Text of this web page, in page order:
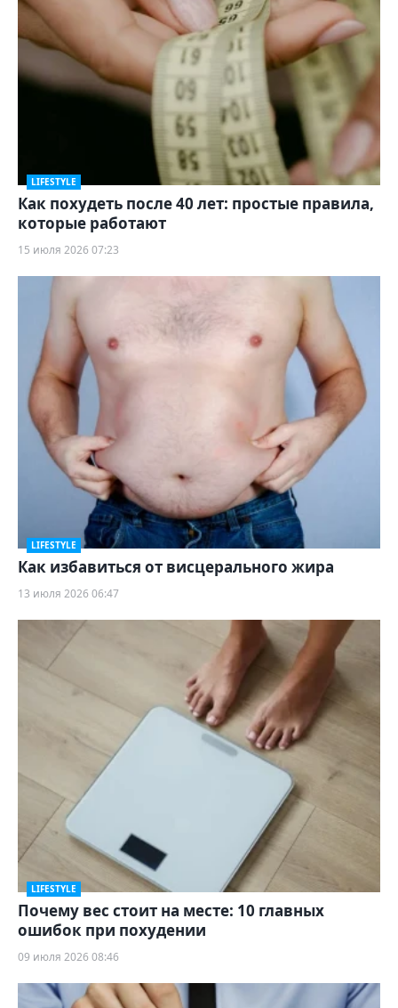
LIFESTYLE
Как похудеть после 40 лет: простые правила,
которые работают
15 июля 2026 07:23
LIFESTYLE
Как избавиться от висцерального жира
13 июля 2026 06:47
LIFESTYLE
Почему вес стоит на месте: 10 главных
ошибок при похудении
09 июля 2026 08:46